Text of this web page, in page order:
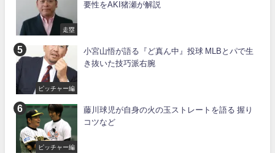
走塁
要性をAKI猪瀬が解説
ピッチャー編
小宮山悟が語る『ど真ん中』投球 MLBとパで生
き抜いた技巧派右腕
ピッチャー編
藤川球児が自身の火の玉ストレートを語る 握り
コツなど